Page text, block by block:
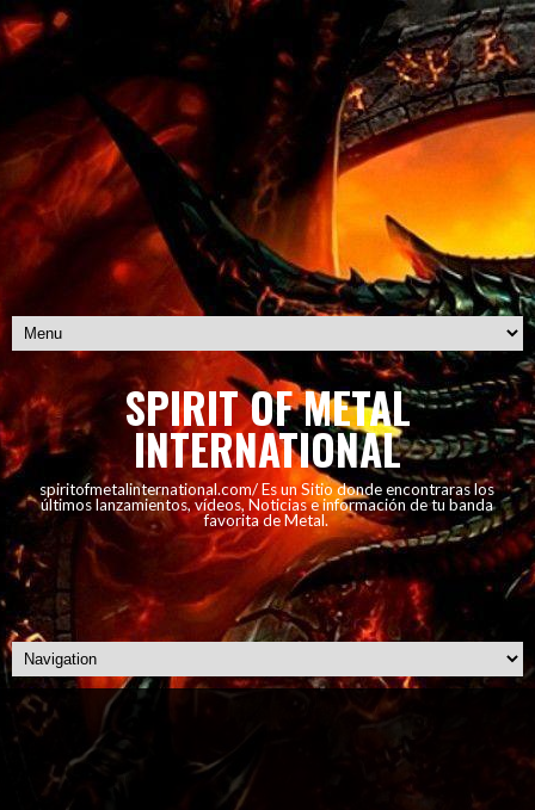
SPIRIT OF METAL
INTERNATIONAL
spiritofmetalinternational.com/ Es un Sitio donde encontraras los
últimos lanzamientos, vídeos, Noticias e información de tu banda
favorita de Metal.